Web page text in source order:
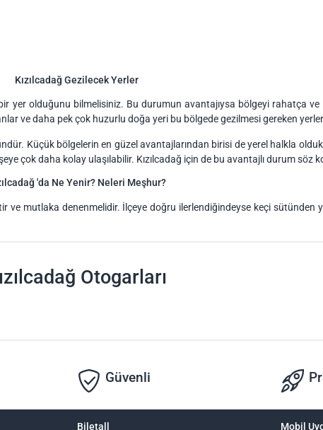
Kızılcadağ Gezilecek Yerler
yer olduğunu bilmelisiniz. Bu durumun avantajıysa bölgeyi rahatça ve
ve daha pek çok huzurlu doğa yeri bu bölgede gezilmesi gereken
Küçük bölgelerin en güzel avantajlarından birisi de yerel halkla
çok daha kolay ulaşılabilir. Kızılcadağ için de bu avantajlı durum söz
'da Ne Yenir? Neleri Meşhur?
mutlaka denenmelidir. İlçeye doğru ilerlendiğindeyse keçi sütünden
Otogarları
Güvenli
Biletall Mobil